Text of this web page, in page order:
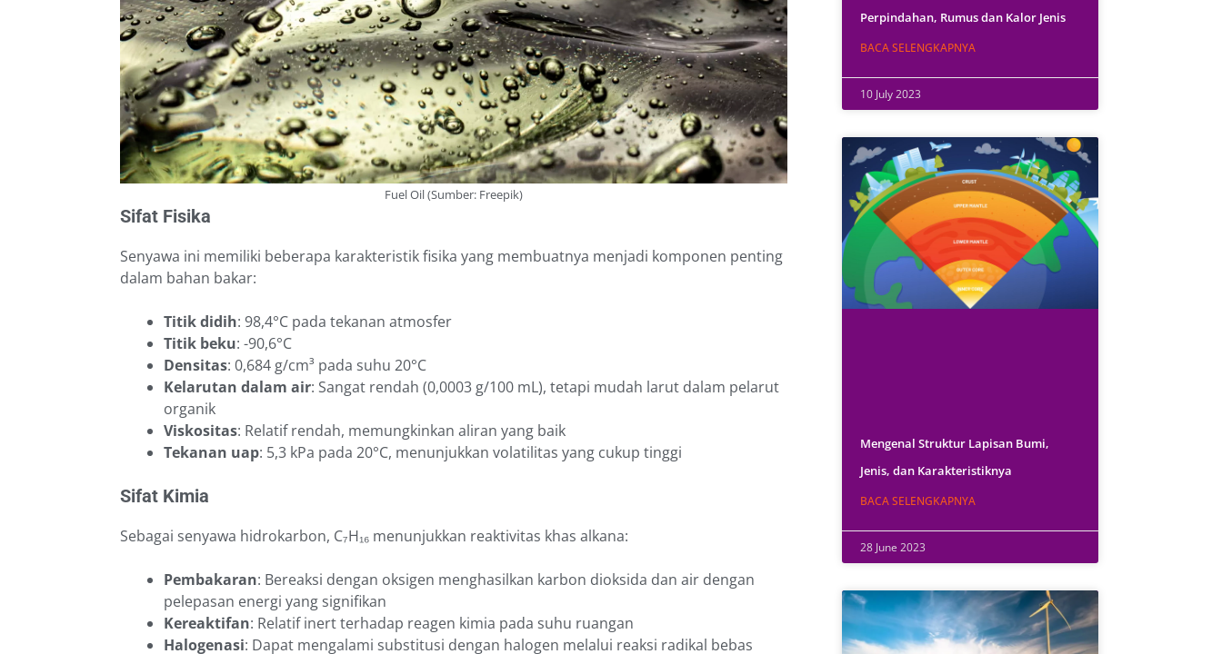
Fuel Oil (Sumber: Freepik)
Sifat Fisika
Senyawa ini memiliki beberapa karakteristik fisika yang membuatnya menjadi komponen penting
dalam bahan bakar:
Titik didih: 98,4°C pada tekanan atmosfer
Titik beku: -90,6°C
Densitas: 0,684 g/cm³ pada suhu 20°C
Kelarutan dalam air: Sangat rendah (0,0003 g/100 mL), tetapi mudah larut dalam pelarut
organik
Viskositas: Relatif rendah, memungkinkan aliran yang baik
Tekanan uap: 5,3 kPa pada 20°C, menunjukkan volatilitas yang cukup tinggi
Sifat Kimia
Sebagai senyawa hidrokarbon, C₇H₁₆ menunjukkan reaktivitas khas alkana:
Pembakaran: Bereaksi dengan oksigen menghasilkan karbon dioksida dan air dengan
pelepasan energi yang signifikan
Kereaktifan: Relatif inert terhadap reagen kimia pada suhu ruangan
Halogenasi: Dapat mengalami substitusi dengan halogen melalui reaksi radikal bebas
Perpindahan, Rumus dan Kalor Jenis
BACA SELENGKAPNYA
10 July 2023
Mengenal Struktur Lapisan Bumi,
Jenis, dan Karakteristiknya
BACA SELENGKAPNYA
28 June 2023